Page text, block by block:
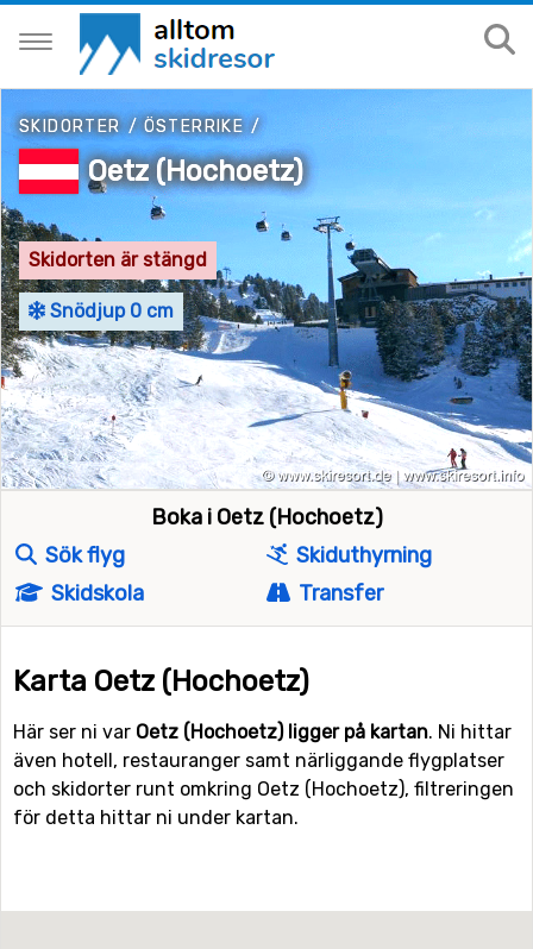
SKIDORTER/ÖSTERRIKE/
Oetz (Hochoetz)
Skidorten är stängd
Snödjup 0 cm
Boka i Oetz (Hochoetz)
Sök flyg
Skiduthyrning
Skidskola
Transfer
Karta Oetz (Hochoetz)
Här ser ni var Oetz (Hochoetz) ligger på kartan. Ni hittar
även hotell, restauranger samt närliggande flygplatser
och skidorter runt omkring Oetz (Hochoetz), filtreringen
för detta hittar ni under kartan.